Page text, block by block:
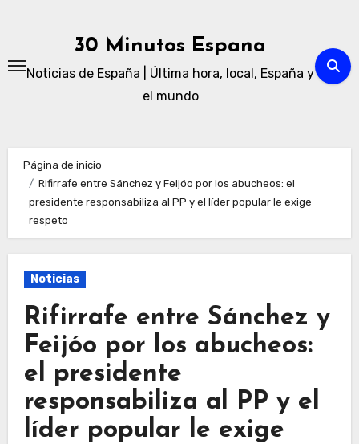
30 Minutos Espana
Noticias de España | Última hora, local, España y
el mundo
Página de inicio
Rifirrafe entre Sánchez y Feijóo por los abucheos: el
presidente responsabiliza al PP y el líder popular le exige
respeto
Noticias
Rifirrafe entre Sánchez y
Feijóo por los abucheos:
el presidente
responsabiliza al PP y el
líder popular le exige